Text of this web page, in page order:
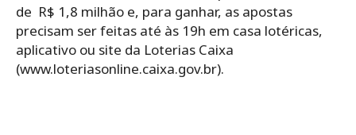
de R$ 1,8 milhão e, para ganhar, as apostas
precisam ser feitas até às 19h em casa lotéricas,
aplicativo ou site da Loterias Caixa
(www.loteriasonline.caixa.gov.br).